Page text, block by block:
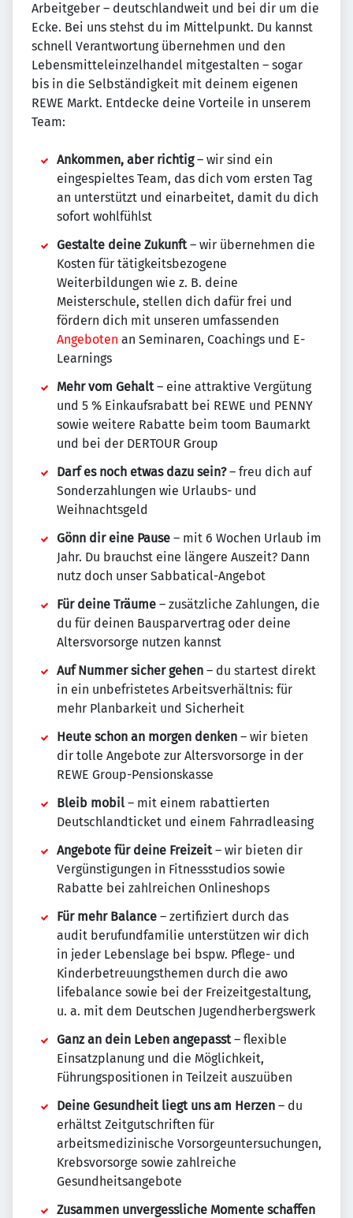
Arbeitgeber – deutschlandweit und bei dir um die
Ecke. Bei uns stehst du im Mittelpunkt. Du kannst
schnell Verantwortung übernehmen und den
Lebensmitteleinzelhandel mitgestalten – sogar
bis in die Selbständigkeit mit deinem eigenen
REWE Markt. Entdecke deine Vorteile in unserem
Team:
Ankommen, aber richtig– wir sind ein
eingespieltes Team, das dich vom ersten Tag
an unterstützt und einarbeitet, damit du dich
sofort wohlfühlst
Gestalte deine Zukunft– wir übernehmen die
Kosten für tätigkeitsbezogene
Weiterbildungen wie z. B. deine
Meisterschule, stellen dich dafür frei und
fördern dich mit unseren umfassenden
Angeboten an Seminaren, Coachings und E-
Learnings
Mehr vom Gehalt– eine attraktive Vergütung
und 5 % Einkaufsrabatt bei REWE und PENNY
sowie weitere Rabatte beim toom Baumarkt
und bei der DERTOUR Group
Darf es noch etwas dazu sein?– freu dich auf
Sonderzahlungen wie Urlaubs- und
Weihnachtsgeld
Gönn dir eine Pause – mit 6 Wochen Urlaub im
Jahr. Du brauchst eine längere Auszeit? Dann
nutz doch unser Sabbatical-Angebot
Für deine Träume – zusätzliche Zahlungen, die
du für deinen Bausparvertrag oder deine
Altersvorsorge nutzen kannst
Auf Nummer sicher gehen – du startest direkt
in ein unbefristetes Arbeitsverhältnis: für
mehr Planbarkeit und Sicherheit
Heute schon an morgen denken – wir bieten
dir tolle Angebote zur Altersvorsorge in der
REWE Group-Pensionskasse
Bleib mobil – mit einem rabattierten
Deutschlandticket und einem Fahrradleasing
Angebote für deine Freizeit– wir bieten dir
Vergünstigungen in Fitnessstudios sowie
Rabatte bei zahlreichen Onlineshops
Für mehr Balance – zertifiziert durch das
audit berufundfamilie unterstützen wir dich
in jeder Lebenslage bei bspw. Pflege- und
Kinderbetreuungsthemen durch die awo
lifebalance sowie bei der Freizeitgestaltung,
u. a. mit dem Deutschen Jugendherbergswerk
Ganz an dein Leben angepasst– flexible
Einsatzplanung und die Möglichkeit,
Führungspositionen in Teilzeit auszuüben
Deine Gesundheit liegt uns am Herzen – du
erhältst Zeitgutschriften für
arbeitsmedizinische Vorsorgeuntersuchungen,
Krebsvorsorge sowie zahlreiche
Gesundheitsangebote
Zusammen unvergessliche Momente schaffen